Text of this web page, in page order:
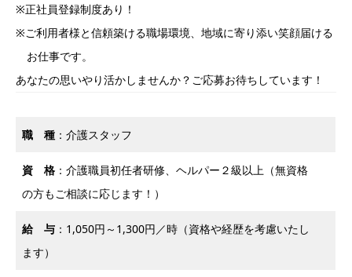
※正社員登録制度あり！
※ご利用者様と信頼築ける職場環境、地域に寄り添い笑顔届ける
お仕事です。
あなたの思いやり活かしませんか？ご応募お待ちしています！
職 種 ：介護スタッフ
資 格 ：介護職員初任者研修、ヘルパー２級以上（無資格
の方もご相談に応じます！）
給 与 ：1,050円～1,300円／時（資格や経歴を考慮いたし
ます）